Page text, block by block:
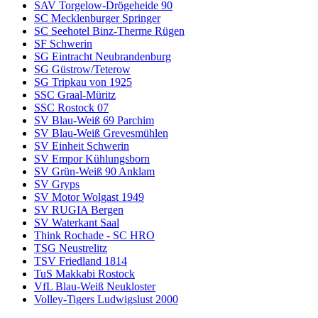
SAV Torgelow-Drögeheide 90
SC Mecklenburger Springer
SC Seehotel Binz-Therme Rügen
SF Schwerin
SG Eintracht Neubrandenburg
SG Güstrow/Teterow
SG Tripkau von 1925
SSC Graal-Müritz
SSC Rostock 07
SV Blau-Weiß 69 Parchim
SV Blau-Weiß Grevesmühlen
SV Einheit Schwerin
SV Empor Kühlungsborn
SV Grün-Weiß 90 Anklam
SV Gryps
SV Motor Wolgast 1949
SV RUGIA Bergen
SV Waterkant Saal
Think Rochade - SC HRO
TSG Neustrelitz
TSV Friedland 1814
TuS Makkabi Rostock
VfL Blau-Weiß Neukloster
Volley-Tigers Ludwigslust 2000